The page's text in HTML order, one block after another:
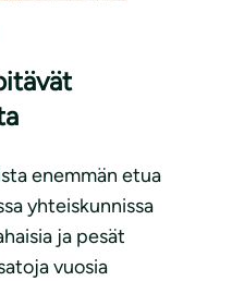
enemmän etua
yhteiskunnissa
ja pesät
vuosia